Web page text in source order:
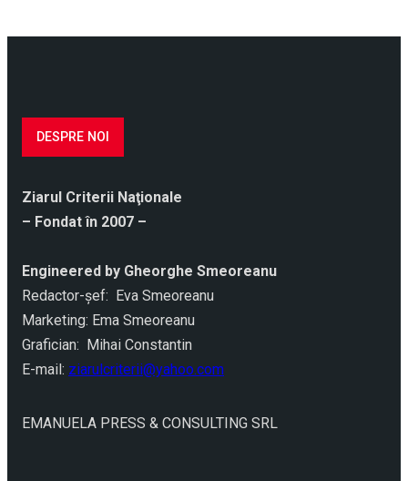
DESPRE NOI
Ziarul Criterii Naţionale
– Fondat în 2007 –
Engineered by Gheorghe Smeoreanu
Redactor-şef: Eva Smeoreanu
Marketing: Ema Smeoreanu
Grafician: Mihai Constantin
E-mail: ziarulcriterii@yahoo.com
EMANUELA PRESS & CONSULTING SRL